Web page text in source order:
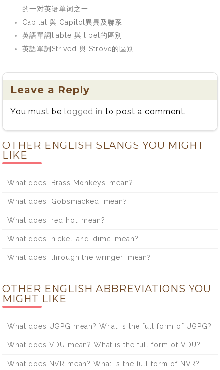
的一对英语单词之一
Capital 與 Capitol異異及聯系
英語單詞liable 與 libel的區別
英語單詞Strived 與 Strove的區別
Leave a Reply
You must be logged in to post a comment.
OTHER ENGLISH SLANGS YOU MIGHT
LIKE
What does ‘Brass Monkeys’ mean?
What does ‘Gobsmacked’ mean?
What does ‘red hot’ mean?
What does ‘nickel-and-dime’ mean?
What does ‘through the wringer’ mean?
OTHER ENGLISH ABBREVIATIONS YOU
MIGHT LIKE
What does UGPG mean? What is the full form of UGPG?
What does VDU mean? What is the full form of VDU?
What does NVR mean? What is the full form of NVR?